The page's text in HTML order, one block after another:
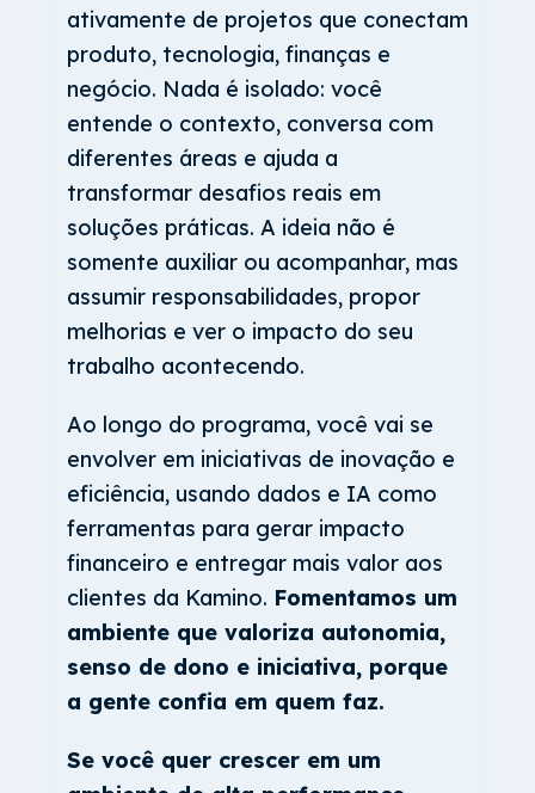
ativamente de projetos que conectam
produto, tecnologia, finanças e
negócio. Nada é isolado: você
entende o contexto, conversa com
diferentes áreas e ajuda a
transformar desafios reais em
soluções práticas. A ideia não é
somente auxiliar ou acompanhar, mas
assumir responsabilidades, propor
melhorias e ver o impacto do seu
trabalho acontecendo.
Ao longo do programa, você vai se
envolver em iniciativas de inovação e
eficiência, usando dados e IA como
ferramentas para gerar impacto
financeiro e entregar mais valor aos
clientes da Kamino. Fomentamos um
ambiente que valoriza autonomia,
senso de dono e iniciativa, porque
a gente confia em quem faz.
Se você quer crescer em um